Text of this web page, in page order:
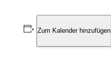
Zum Kalender hinzufügen